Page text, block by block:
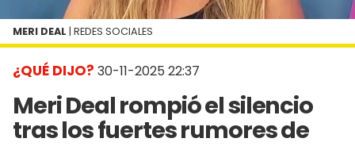
¿QUÉ DIJO? 30-11-2025 22:37
Meri Deal rompió el silencio
tras los fuertes rumores de
MERI DEAL | REDES SOCIALES